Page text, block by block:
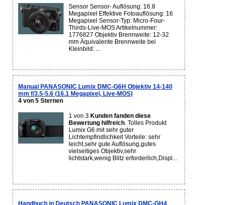
Sensor Sensor- Auflösung: 16.8
Megapixel Effektive Fotoauflösung: 16
Megapixel Sensor-Typ: Micro-Four-
Thirds-Live-MOS Artikelnummer:
1776827 Objektiv Brennweite: 12-32
mm Äquivalente Brennweite bei
Kleinbild: ...
Manual PANASONIC Lumix DMC-G6H Objektiv 14-140
mm f/3.5-5.6 (16.1 Megapixel, Live-MOS)
4 von 5 Sternen
1 von 3 Kunden fanden diese
Bewertung hilfreich. Tolles Produkt
Lumix G6 mit sehr guter
Lichtempfindlichkeit Vorteile: sehr
leicht,sehr gute Auflösung,gutes
vielseitiges Objektiv,sehr
lichtstark,wenig Blitz erforderlich,Displ...
Handbuch in Deutsch PANASONIC Lumix DMC-GH4